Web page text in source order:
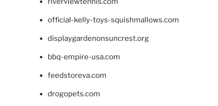
official-kelly-toys-squishmallows.com
displaygardenonsuncrest.org
bbq-empire-usa.com
feedstoreva.com
drogopets.com